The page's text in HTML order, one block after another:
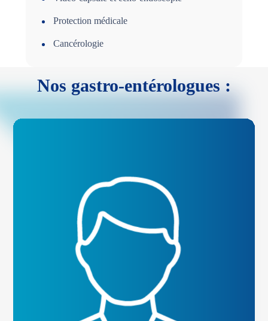
Protection médicale
Cancérologie
Nos gastro-entérologues :